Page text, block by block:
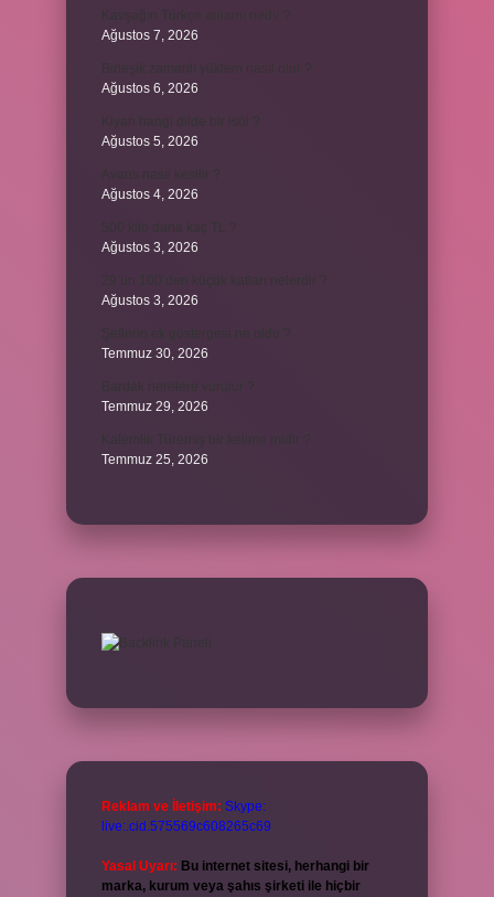
Ağustos 7, 2026
Ağustos 6, 2026
Ağustos 5, 2026
Ağustos 4, 2026
Ağustos 3, 2026
Ağustos 3, 2026
Temmuz 30, 2026
Temmuz 29, 2026
Temmuz 25, 2026
Reklam ve İletişim: Skype:
live:.cid.575569c608265c69
Yasal Uyarı: Bu internet sitesi, herhangi bir
marka, kurum veya şahıs şirketi ile hiçbir